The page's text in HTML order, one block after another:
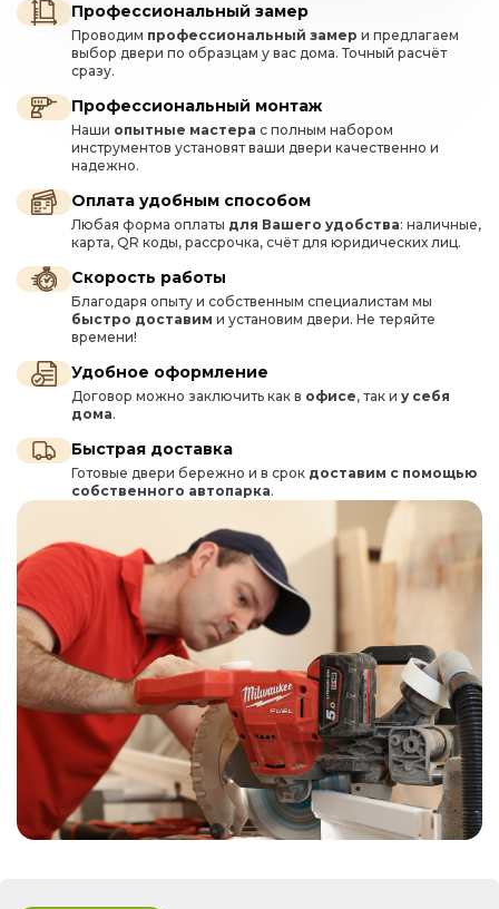
Профессиональный замер
Проводим профессиональный замер и предлагаем
выбор двери по образцам у вас дома. Точный расчёт
сразу.
Профессиональный монтаж
Наши опытные мастера с полным набором
инструментов установят ваши двери качественно и
надежно.
Оплата удобным способом
Любая форма оплаты для Вашего удобства: наличные,
карта, QR коды, рассрочка, счёт для юридических лиц.
Скорость работы
Благодаря опыту и собственным специалистам мы
быстро доставим и установим двери. Не теряйте
времени!
Удобное оформление
Договор можно заключить как в офисе, так и у себя
дома.
Быстрая доставка
Готовые двери бережно и в срок доставим с помощью
собственного автопарка.